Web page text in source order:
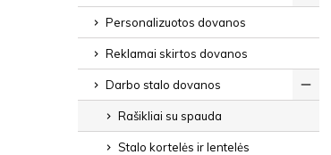
Personalizuotos dovanos
Reklamai skirtos dovanos
Darbo stalo dovanos
Rašikliai su spauda
Stalo kortelės ir lentelės